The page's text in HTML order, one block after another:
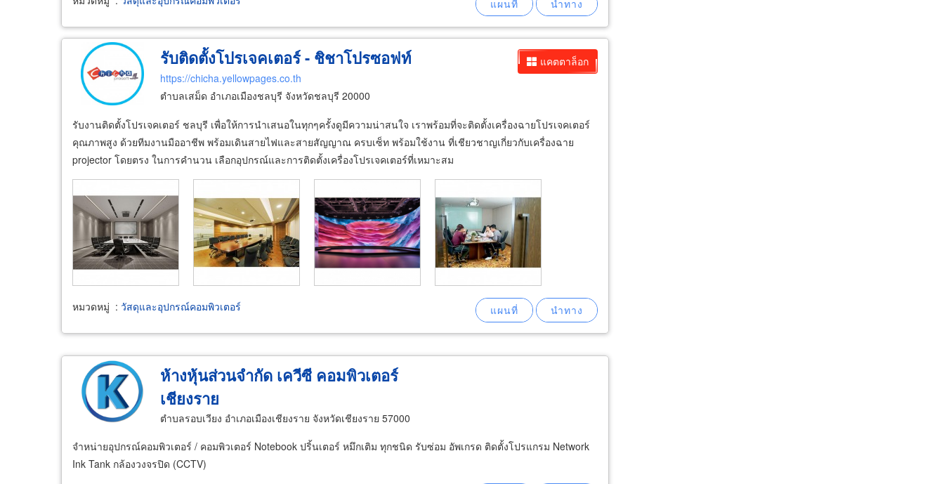
แคตตาล็อก
รับติดตั้งโปรเจคเตอร์ - ชิชาโปรซอฟท์
https://chicha.yellowpages.co.th
ตำบลเสม็ด อำเภอเมืองชลบุรี จังหวัดชลบุรี 20000
รับงานติดตั้งโปรเจคเตอร์ ชลบุรี เพื่อให้การนำเสนอในทุกๆครั้งดูมีความน่าสนใจ เราพร้อมที่จะติดตั้งเครื่องฉายโปรเจคเตอร์
คุณภาพสูง ด้วยทีมงานมืออาชีพ พร้อมเดินสายไฟและสายสัญญาณ ครบเซ็ท พร้อมใช้งาน ที่เชียวชาญเกี่ยวกับเครื่องฉาย
projector โดยตรง ในการคำนวน เลือกอุปกรณ์และการติดตั้งเครื่องโปรเจคเตอร์ที่เหมาะสม
หมวดหมู่ : วัสดุและอุปกรณ์คอมพิวเตอร์
ห้างหุ้นส่วนจำกัด เควีซี คอมพิวเตอร์
เชียงราย
ตำบลรอบเวียง อำเภอเมืองเชียงราย จังหวัดเชียงราย 57000
จำหน่ายอุปกรณ์คอมพิวเตอร์ / คอมพิวเตอร์ Notebook ปริ้นเตอร์ หมึกเติม ทุกชนิด รับซ่อม อัพเกรด ติดตั้งโปรแกรม Network
Ink Tank กล้องวงจรปิด (CCTV)